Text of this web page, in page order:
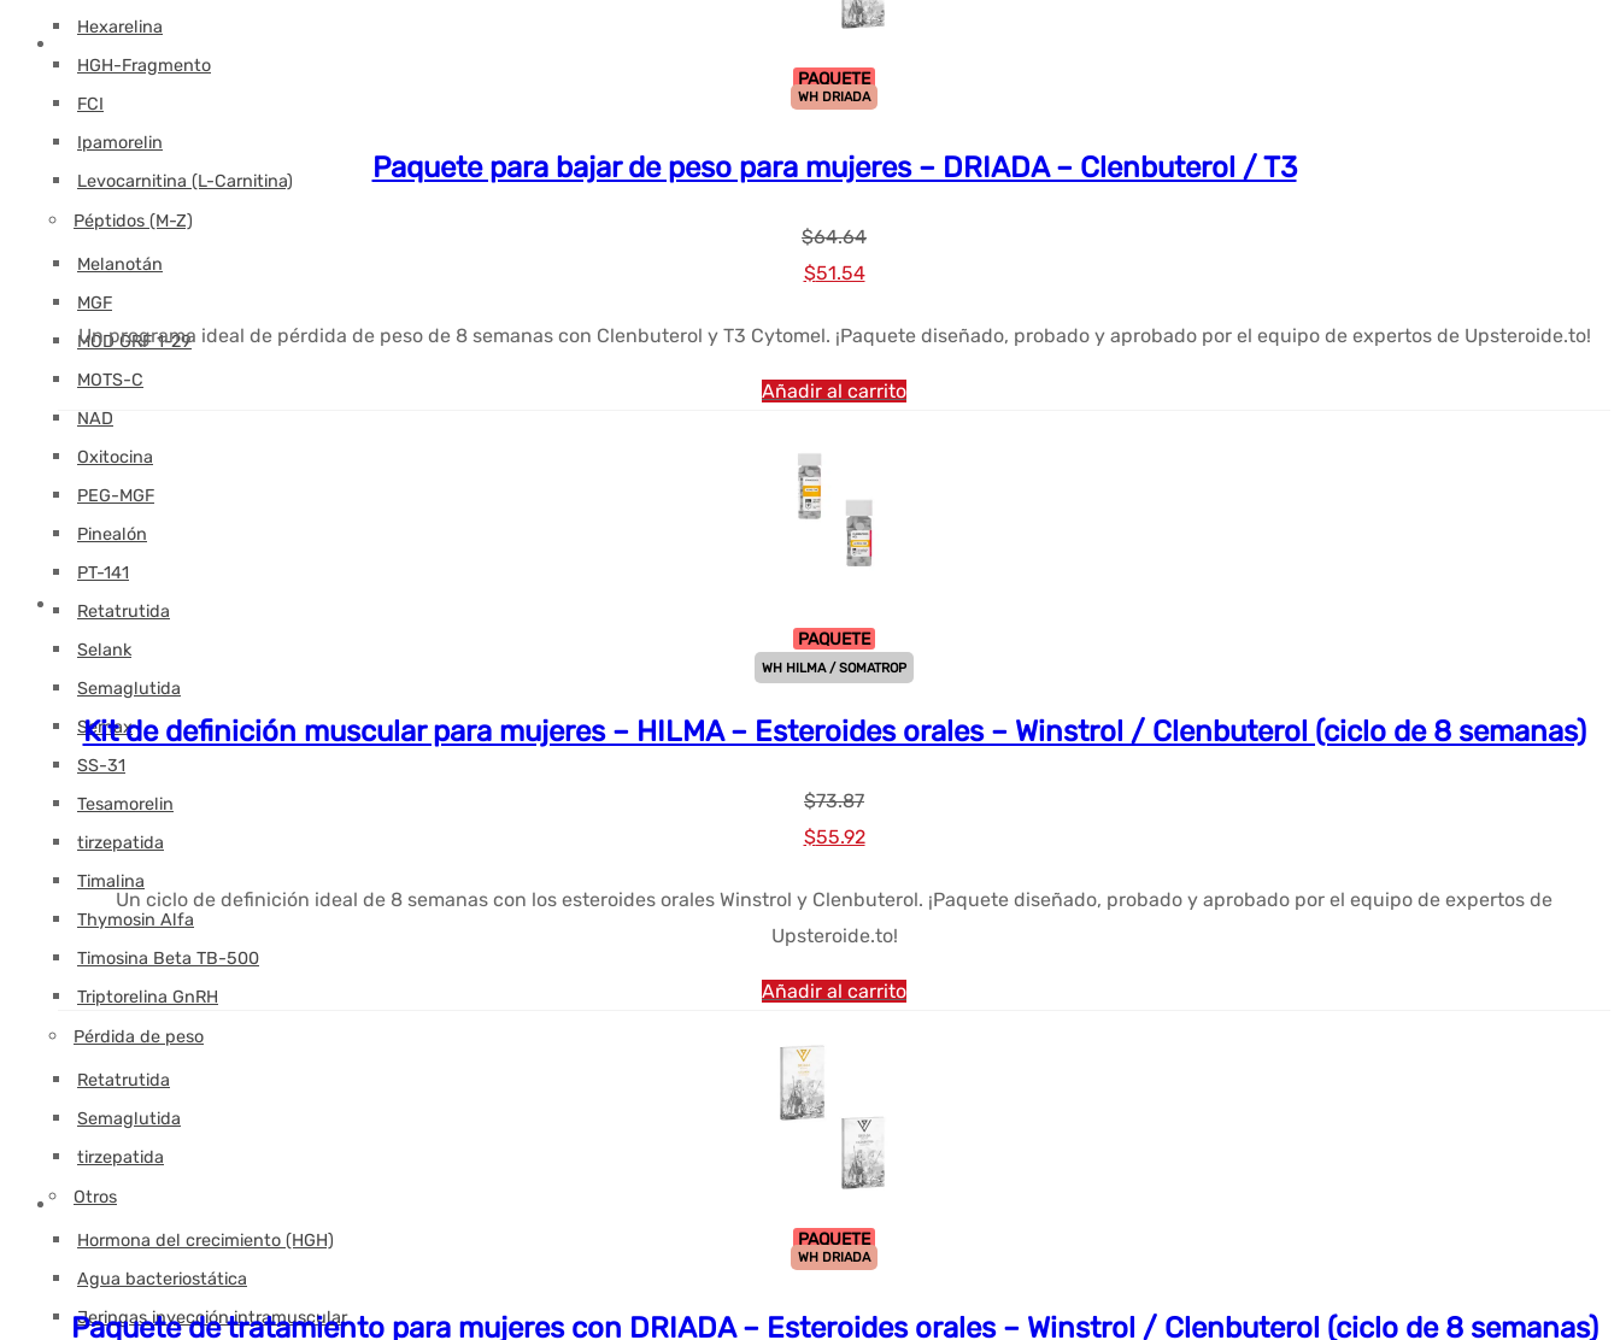
Hexarelina
HGH-Fragmento
FCI
Ipamorelin
Levocarnitina (L-Carnitina)
Péptidos (M-Z)
Melanotán
MGF
MOD GRF 1-29
MOTS-C
NAD
Oxitocina
PEG-MGF
Pinealón
PT-141
Retatrutida
Selank
Semaglutida
Semax
SS-31
Tesamorelin
tirzepatida
Timalina
Thymosin Alfa
Timosina Beta TB-500
Triptorelina GnRH
Pérdida de peso
Retatrutida
Semaglutida
tirzepatida
Otros
Hormona del crecimiento (HGH)
Agua bacteriostática
Jeringas inyección intramuscular
PAQUETE
WH DRIADA
Paquete para bajar de peso para mujeres – DRIADA – Clenbuterol / T3
$64.64
El
original
era:
$51.54El
actual
es:
Un programa ideal de pérdida de peso de 8 semanas con Clenbuterol y T3 Cytomel. ¡Paquete diseñado, probado y aprobado por el equipo de expertos de Upsteroide.to!
Añadir al carrito
PAQUETE
WH HILMA / SOMATROP
Kit de definición muscular para mujeres – HILMA – Esteroides orales – Winstrol / Clenbuterol (ciclo de 8 semanas)
$73.87
El
original
era:
$73.87.
$55.92El
actual
es:
$55.92.
Un ciclo de definición ideal de 8 semanas con los esteroides orales Winstrol y Clenbuterol. ¡Paquete diseñado, probado y aprobado por el equipo de expertos de
Upsteroide.to!
Añadir al carrito
PAQUETE
WH DRIADA
Paquete de tratamiento para mujeres con DRIADA – Esteroides orales – Winstrol / Clenbuterol (ciclo de 8 semanas)